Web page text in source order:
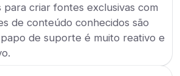
para criar fontes exclusivas com
de conteúdo conhecidos são
de suporte é muito reativo e